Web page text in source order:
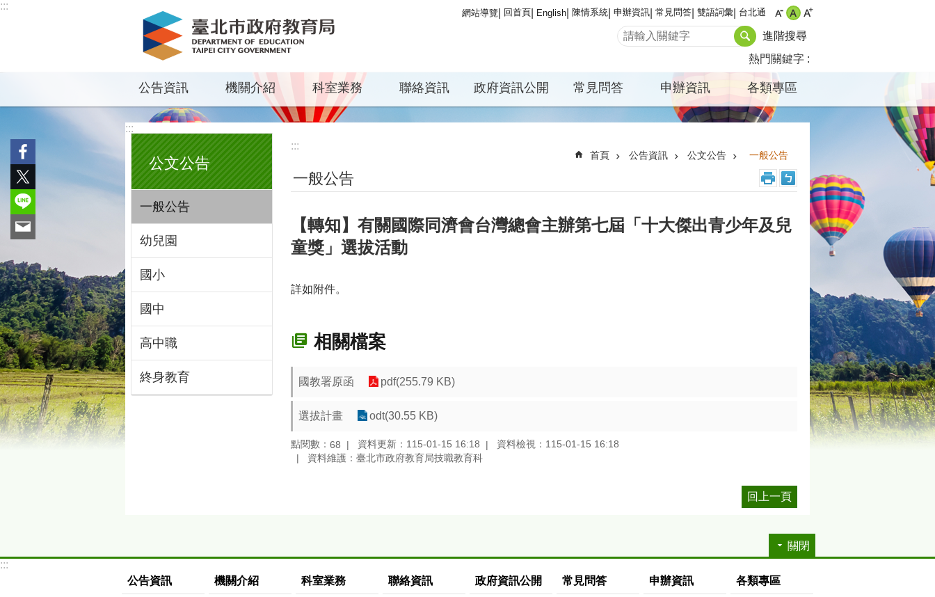
跳到主要內容區塊
:::
網站導覽 回首頁 English 陳情系統 申辦資訊 常見問答 雙語詞彙 台北通
進階搜尋
熱門關鍵字
公告資訊 機關介紹 科室業務 聯絡資訊 政府資訊公開 常見問答 申辦資訊 各類專區
:::
公文公告
一般公告
幼兒園
國小
國中
高中職
終身教育
:::
首頁 公告資訊 公文公告 一般公告
一般公告
【轉知】有關國際同濟會台灣總會主辦第七屆「十大傑出青少年及兒
童獎」選拔活動
詳如附件。
相關檔案
國教署原函 pdf(255.79 KB)
選拔計畫 odt(30.55 KB)
點閱數： 68 資料更新：115-01-15 16:18
資料檢視：115-01-15 16:18
資料維護：臺北市政府教育局技職教育科
回上一頁
關閉
:::
公告資訊
機關介紹 科室業務 聯絡資訊 政府資訊公開 常見問答 申辦資訊 各類專區